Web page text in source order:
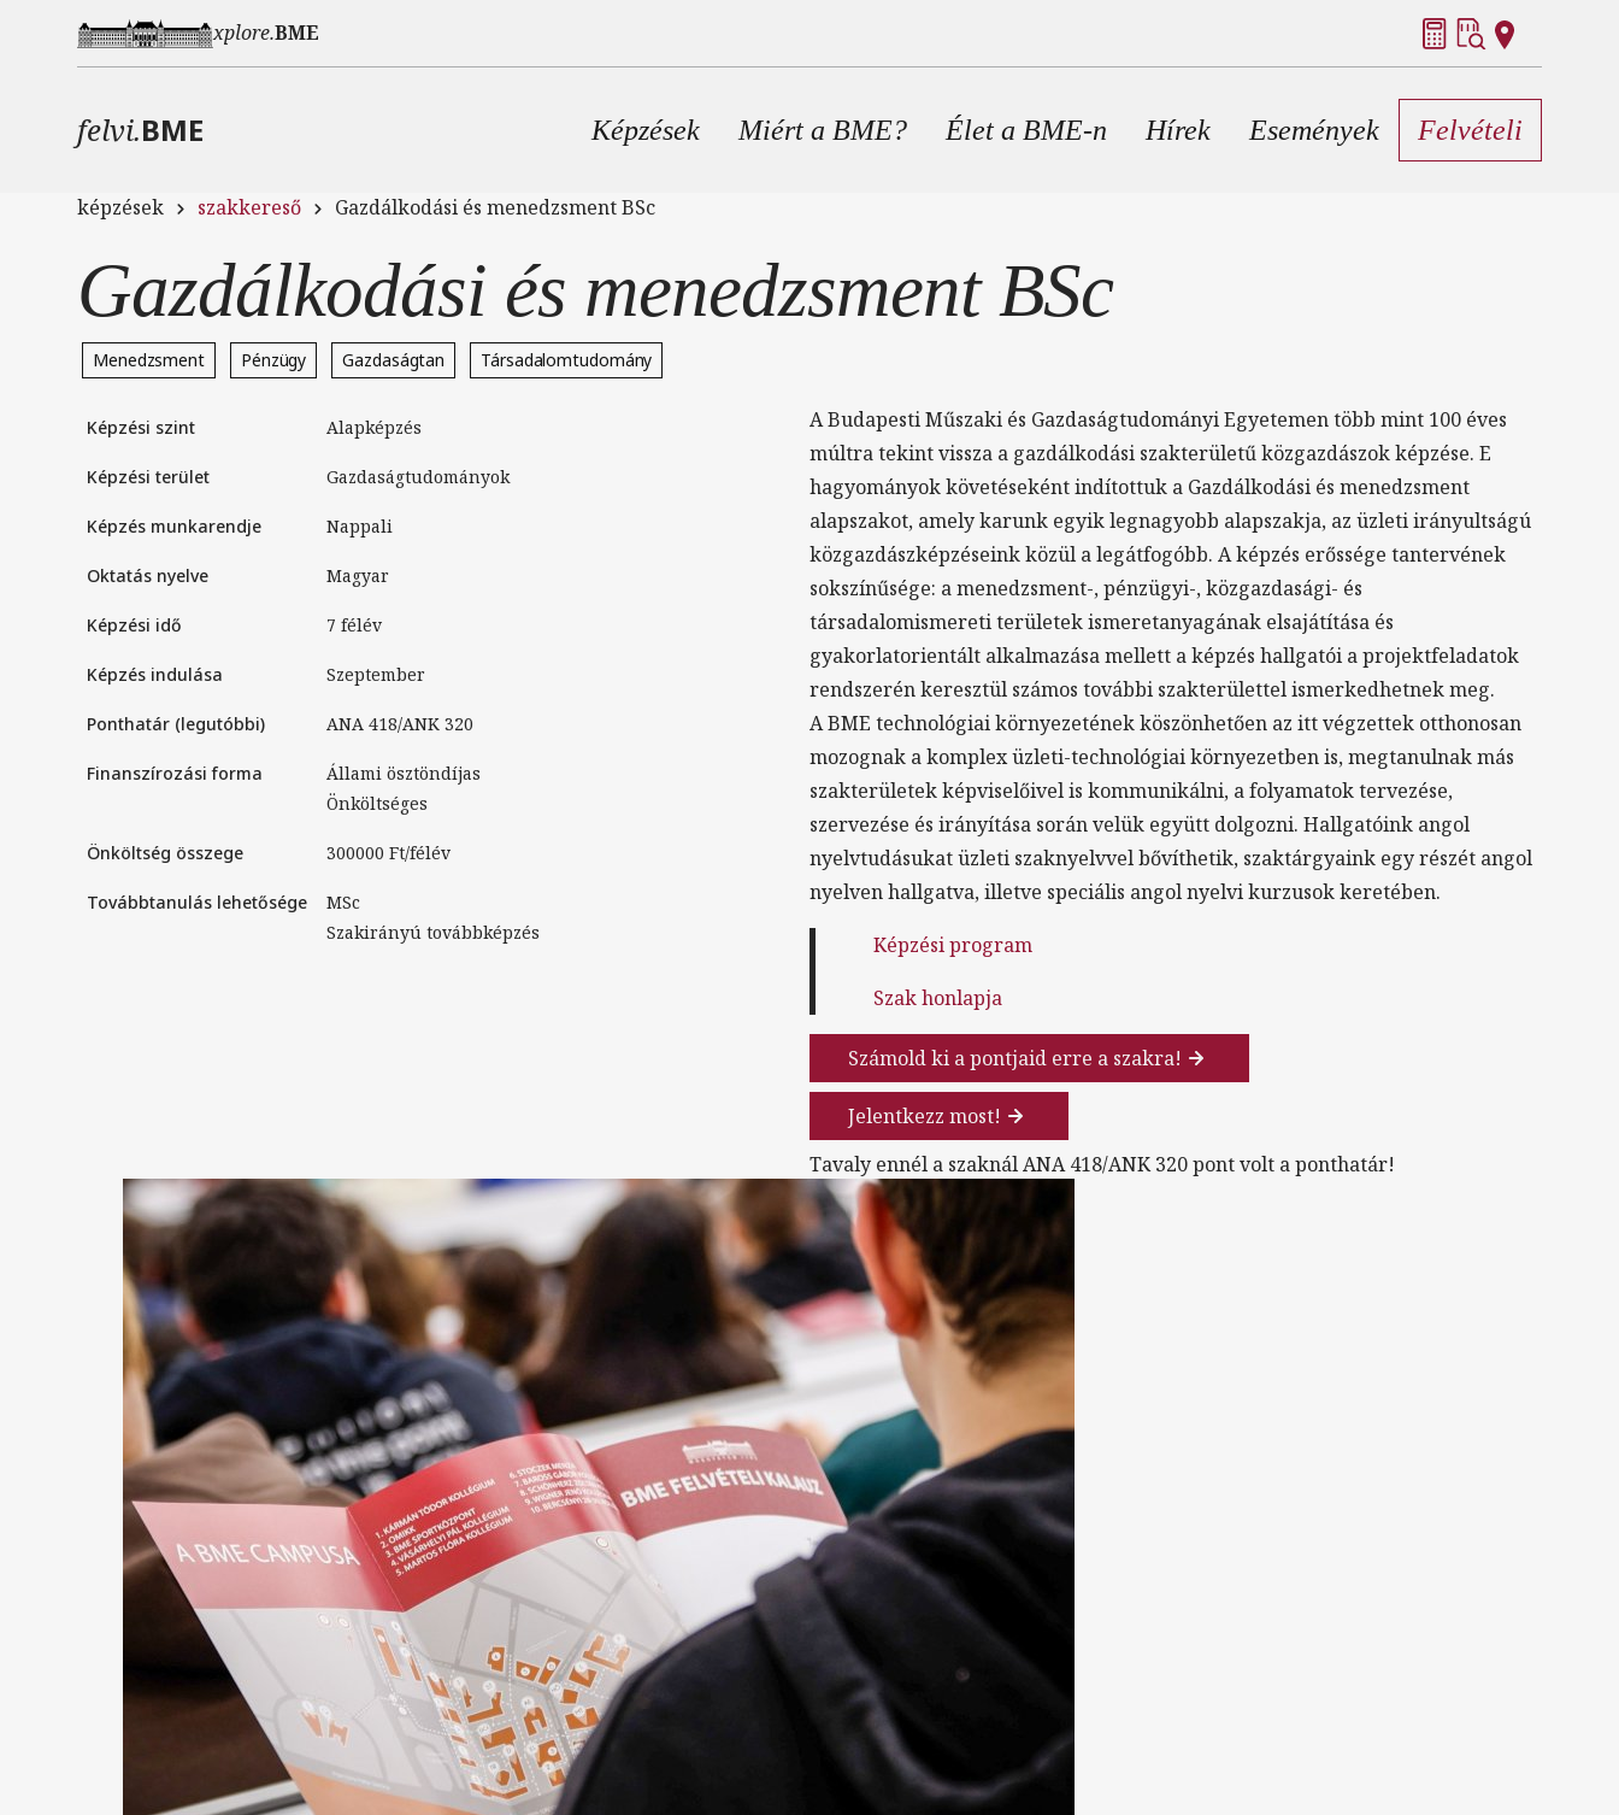
Ugrás a tartalomra
xplore.BME
felvi.BME Fő navigáció
Képzések Miért a BME? Élet a BME-n Hírek Események Felvételi
képzések szakkereső Gazdálkodási és menedzsment BSc
Gazdálkodási és menedzsment BSc
Menedzsment Pénzügy Gazdaságtan Társadalomtudomány
Képzési szint Alapképzés
Képzési terület Gazdaságtudományok
Képzés munkarendje nappali
Oktatás nyelve magyar
Képzési idő 7 félév
Képzés indulása Szeptember
Ponthatár (legutóbbi) ANA 418/ANK 320
Finanszírozási forma
Állami ösztöndíjas
Önköltséges
Önköltség összege 300000 Ft/félév
Továbbtanulás lehetősége
MSc
Szakirányú továbbképzés
A Budapesti Műszaki és Gazdaságtudományi Egyetemen több mint 100 éves
múltra tekint vissza a gazdálkodási szakterületű közgazdászok képzése. E
hagyományok követéseként indítottuk a Gazdálkodási és menedzsment
alapszakot, amely karunk egyik legnagyobb alapszakja, az üzleti irányultságú
közgazdászképzéseink közül a legátfogóbb. A képzés erőssége tantervének
sokszínűsége: a menedzsment-, pénzügyi-, közgazdasági- és
társadalomismereti területek ismeretanyagának elsajátítása és
gyakorlatorientált alkalmazása mellett a képzés hallgatói a projektfeladatok
rendszerén keresztül számos további szakterülettel ismerkedhetnek meg.
A BME technológiai környezetének köszönhetően az itt végzettek otthonosan
mozognak a komplex üzleti-technológiai környezetben is, megtanulnak más
szakterületek képviselőivel is kommunikálni, a folyamatok tervezése,
szervezése és irányítása során velük együtt dolgozni. Hallgatóink angol
nyelvtudásukat üzleti szaknyelvvel bővíthetik, szaktárgyaink egy részét angol
nyelven hallgatva, illetve speciális angol nyelvi kurzusok keretében.
Képzési program
Szak honlapja
Számold ki a pontjaid erre a szakra!
Jelentkezz most!
Tavaly ennél a szaknál ANA 418/ANK 320 pont volt a ponthatár!